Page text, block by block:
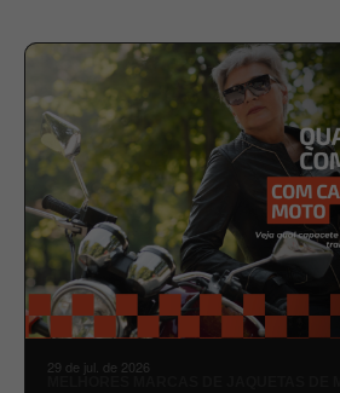
29 de jul. de 2026